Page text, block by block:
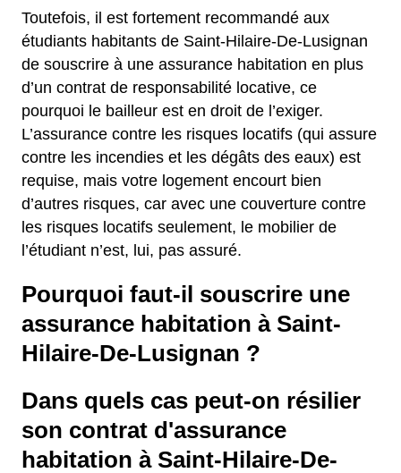
Toutefois, il est fortement recommandé aux
étudiants habitants de Saint-Hilaire-De-Lusignan
de souscrire à une assurance habitation en plus
d’un contrat de responsabilité locative, ce
pourquoi le bailleur est en droit de l’exiger.
L’assurance contre les risques locatifs (qui assure
contre les incendies et les dégâts des eaux) est
requise, mais votre logement encourt bien
d’autres risques, car avec une couverture contre
les risques locatifs seulement, le mobilier de
l’étudiant n’est, lui, pas assuré.
Pourquoi faut-il souscrire une
assurance habitation à Saint-
Hilaire-De-Lusignan ?
Dans quels cas peut-on résilier
son contrat d'assurance
habitation à Saint-Hilaire-De-